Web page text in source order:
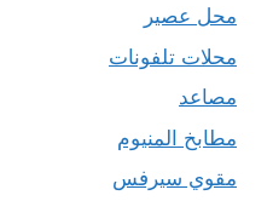
محل عصير
محلات تلفونات
مصاعد
مطابخ المنيوم
مقوي سيرفس